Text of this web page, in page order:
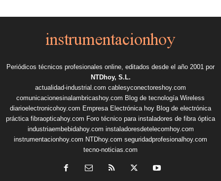
Periódicos técnicos profesionales online, editados desde el año 2001 por
NTDhoy, S.L.
actualidad-industrial.com cablesyconectoreshoy.com
comunicacionesinalambricashoy.com Blog de tecnología Wireless
diarioelectronicohoy.com Empresa Electrónica hoy Blog de electrónica
práctica fibraopticahoy.com Foro técnico para instaladores de fibra óptica
industriaembebidahoy.com instaladoresdetelecomhoy.com
instrumentacionhoy.com NTDhoy.com seguridadprofesionalhoy.com
tecno-noticias.com